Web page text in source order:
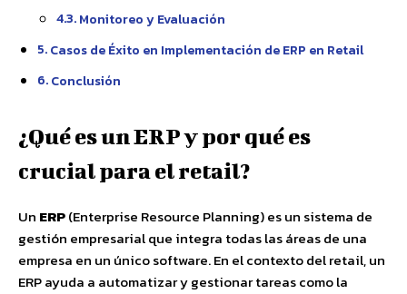
Monitoreo y Evaluación
Casos de Éxito en Implementación de ERP en Retail
Conclusión
¿Qué es un ERP y por qué es
crucial para el retail?
Un ERP(Enterprise Resource Planning) es un sistema de
gestión empresarial que integra todas las áreas de una
empresa en un único software. En el contexto del retail, un
ERP ayuda a automatizar y gestionar tareas como la